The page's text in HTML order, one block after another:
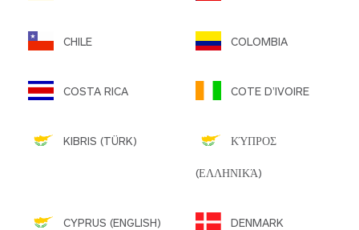
CHILE COLOMBIA
COSTA RICA COTE D’IVOIRE
KIBRIS (TÜRK) ΚΎΠΡΟΣ
(ΕΛΛΗΝΙΚΆ)
CYPRUS (ENGLISH) DENMARK